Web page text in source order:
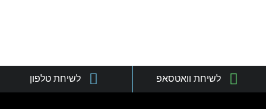
לשיחת וואטסאפ לשיחת טלפון